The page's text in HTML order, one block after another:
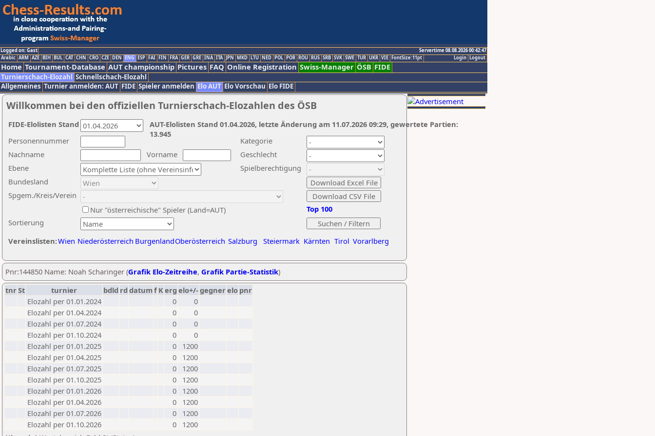
Logged on: Gast
Servertime 08.08.2026 00:42:47
Logout
Login
Arabic ARM AZE BIH BUL CAT CHN CRO CZE DEN ENG ESP FAI FIN FRA GER GRE INA ITA JPN MKD LTU NED POL POR ROU RUS SRB SVK SWE TUR UKR VIE FontSize:11pt
Home Tournament-Database AUT championship Pictures FAQ Online Registration Swiss-Manager ÖSB FIDE
Turnierschach-Elozahl Schnellschach-Elozahl
Allgemeines Turnier anmelden: AUT FIDE Spieler anmelden Elo AUT Elo Vorschau Elo FIDE
Willkommen bei den offiziellen Turnierschach-Elozahlen des ÖSB
Nachname
Vorname
Ebene
Kategorie
Sortierung
Personennummer
Bundesland
Spgem./Kreis/Verein
Geschlecht
Nur "österreichische" Spieler (Land=AUT)
Spielberechtigung
Vereinslisten:Wien Niederösterreich BurgenlandOberösterreich Salzburg Steiermark Kärnten Tirol Vorarlberg
Top 100
AUT-Elolisten Stand 01.04.2026, letzte Änderung am 11.07.2026 09:29, gewertete Partien:
13.945
FIDE-Elolisten Stand
Pnr:144850 Name: Noah Scharinger (Grafik Elo-Zeitreihe, Grafik Partie-Statistik)
tnrSt turnier bdld rd datumf Kerg elo+/-gegnerelo pnr
Elozahl per 01.01.2024
0
0
Elozahl per 01.04.2024
0
0
Elozahl per 01.07.2024
0
0
Elozahl per 01.10.2024
0
0
Elozahl per 01.01.2025
0
1200
Elozahl per 01.04.2025
0
1200
Elozahl per 01.07.2025
0
1200
Elozahl per 01.10.2025
0
1200
Elozahl per 01.01.2026
0
1200
Elozahl per 01.04.2026
0
1200
Elozahl per 01.07.2026
0
1200
Elozahl per 01.10.2026
0
1200